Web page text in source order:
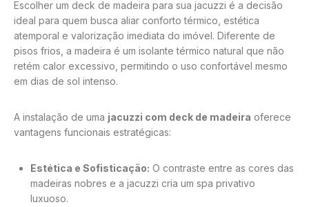
Escolher um deck de madeira para sua jacuzzi é a decisão
ideal para quem busca aliar conforto térmico, estética
atemporal e valorização imediata do imóvel. Diferente de
pisos frios, a madeira é um isolante térmico natural que não
retém calor excessivo, permitindo o uso confortável mesmo
em dias de sol intenso.
A instalação de uma jacuzzi com deck de madeira oferece
vantagens funcionais estratégicas:
Estética e Sofisticação: O contraste entre as cores das
madeiras nobres e a jacuzzi cria um spa privativo
luxuoso.